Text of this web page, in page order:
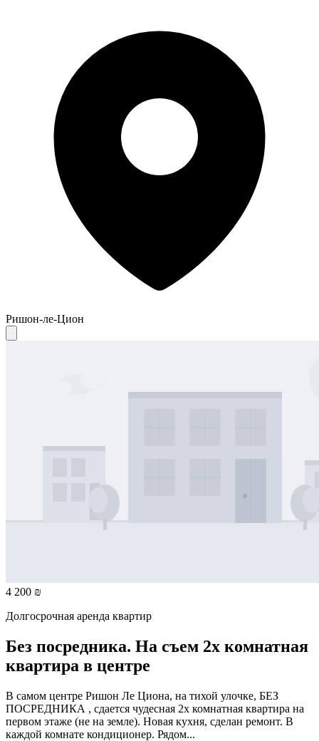
Ришон-ле-Цион
4 200 ₪
Долгосрочная аренда квартир
Без посредника. На съем 2х комнатная
квартира в центре
В самом центре Ришон Ле Циона, на тихой улочке, БЕЗ
ПОСРЕДНИКА , сдается чудесная 2х комнатная квартира на
первом этаже (не на земле). Новая кухня, сделан ремонт. В
каждой комнате кондиционер. Рядом...